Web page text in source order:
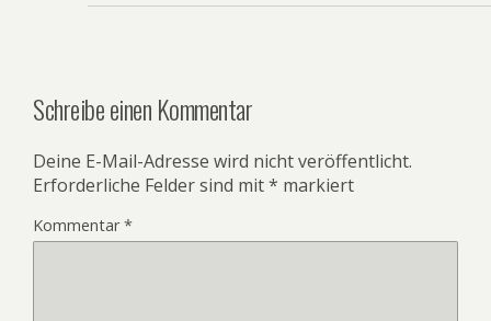
Schreibe einen Kommentar
Deine E-Mail-Adresse wird nicht veröffentlicht.
Erforderliche Felder sind mit* markiert
Kommentar*